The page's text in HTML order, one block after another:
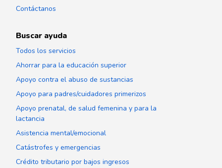
Contáctanos
Buscar ayuda
Todos los servicios
Ahorrar para la educación superior
Apoyo contra el abuso de sustancias
Apoyo para padres/cuidadores primerizos
Apoyo prenatal, de salud femenina y para la
lactancia
Asistencia mental/emocional
Catástrofes y emergencias
Crédito tributario por bajos ingresos